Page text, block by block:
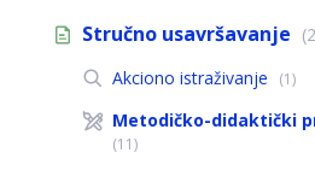
Stručno usavršavanje
Akciono istraživanje
(1)
Metodičko-didaktički
(11)